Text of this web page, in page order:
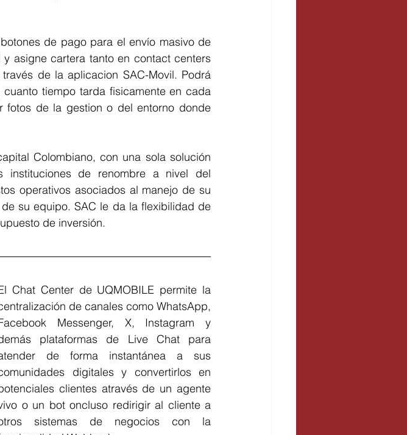
de pago para el envío masivo de
asigne cartera tanto en contact centers
de la aplicacion SAC-Movil. Podrá
tiempo tarda fisicamente en cada
de la gestion o del entorno donde
Colombiano, con una sola solución
instituciones de renombre a nivel del
operativos asociados al manejo de su
su equipo. SAC le da la flexibilidad de
de inversión.
Chat Center de UQMOBILE permite la
de canales como WhatsApp,
Messenger, X, Instagram y
plataformas de Live Chat para
de forma instantánea a sus
digitales y convertirlos en
clientes através de un agente
o un bot oncluso redirigir al cliente a
sistemas de negocios con la